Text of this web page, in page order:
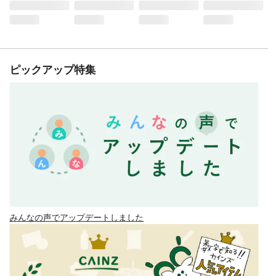
ピックアップ特集
みんなの声でアップデートしました